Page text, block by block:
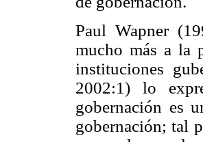
Paul Wapner
mucho más a la
instituciones
2002:1) lo
gobernación es
gobernación; tal